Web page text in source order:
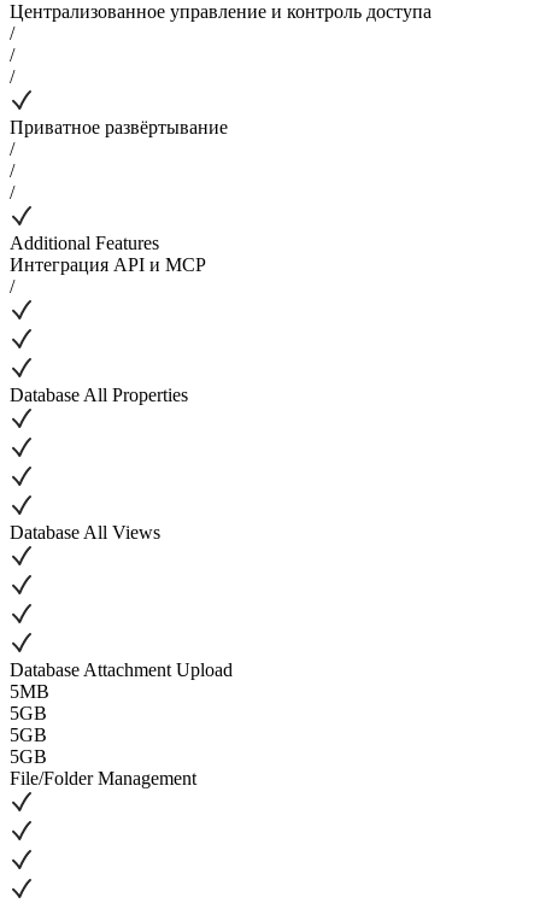
Централизованное управление и контроль доступа
/
/
/
Приватное развёртывание
/
/
/
Additional Features
Интеграция API и MCP
/
Database All Properties
Database All Views
Database Attachment Upload
5MB
5GB
5GB
5GB
File/Folder Management